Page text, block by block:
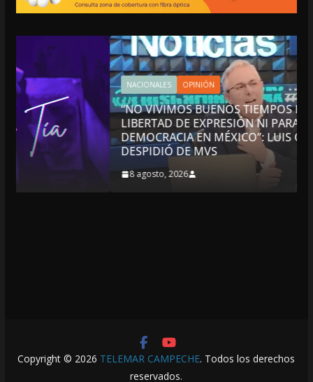
NACIONALES OPINIÓN
“NO VIVIMOS BUENOS TIEMPOS PARA LA
LIBERTAD DE EXPRESIÓN NI PARA LA
DEMOCRACIA EN MÉXICO”: LUIS CÁRDENAS; SE
DESPIDIÓ DE MVS
8 agosto, 2026
Copyright © 2026 TELEMAR CAMPECHE. Todos los derechos
reservados.